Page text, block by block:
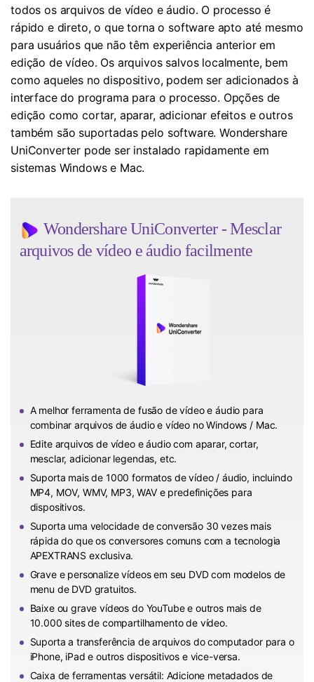
todos os arquivos de vídeo e áudio. O processo é
rápido e direto, o que torna o software apto até mesmo
para usuários que não têm experiência anterior em
edição de vídeo. Os arquivos salvos localmente, bem
como aqueles no dispositivo, podem ser adicionados à
interface do programa para o processo. Opções de
edição como cortar, aparar, adicionar efeitos e outros
também são suportadas pelo software. Wondershare
UniConverter pode ser instalado rapidamente em
sistemas Windows e Mac.
Wondershare UniConverter - Mesclar
arquivos de vídeo e áudio facilmente
A melhor ferramenta de fusão de vídeo e áudio para
combinar arquivos de áudio e vídeo no Windows / Mac.
Edite arquivos de vídeo e áudio com aparar, cortar,
mesclar, adicionar legendas, etc.
Suporta mais de 1000 formatos de vídeo / áudio, incluindo
MP4, MOV, WMV, MP3, WAV e predefinições para
dispositivos.
Suporta uma velocidade de conversão 30 vezes mais
rápida do que os conversores comuns com a tecnologia
APEXTRANS exclusiva.
Grave e personalize vídeos em seu DVD com modelos de
menu de DVD gratuitos.
Baixe ou grave vídeos do YouTube e outros mais de
10.000 sites de compartilhamento de vídeo.
Suporta a transferência de arquivos do computador para o
iPhone, iPad e outros dispositivos e vice-versa.
Caixa de ferramentas versátil: Adicione metadados de